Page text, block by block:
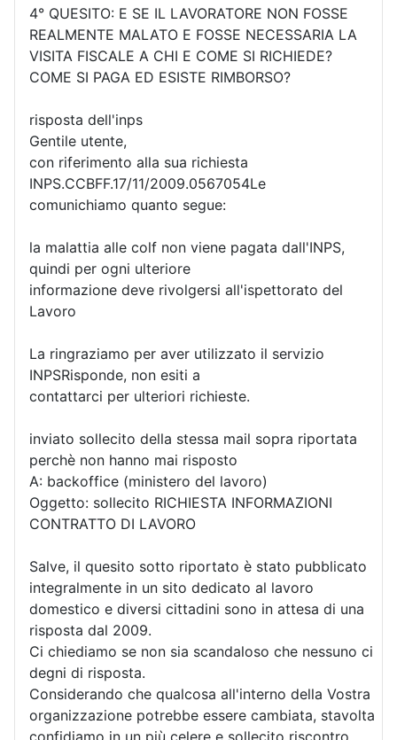
4° QUESITO: E SE IL LAVORATORE NON FOSSE
REALMENTE MALATO E FOSSE NECESSARIA LA
VISITA FISCALE A CHI E COME SI RICHIEDE?
COME SI PAGA ED ESISTE RIMBORSO?
risposta dell'inps
Gentile utente,
con riferimento alla sua richiesta
INPS.CCBFF.17/11/2009.0567054Le
comunichiamo quanto segue:
la malattia alle colf non viene pagata dall'INPS,
quindi per ogni ulteriore
informazione deve rivolgersi all'ispettorato del
Lavoro
La ringraziamo per aver utilizzato il servizio
INPSRisponde, non esiti a
contattarci per ulteriori richieste.
inviato sollecito della stessa mail sopra riportata
perchè non hanno mai risposto
A: backoffice (ministero del lavoro)
Oggetto: sollecito RICHIESTA INFORMAZIONI
CONTRATTO DI LAVORO
Salve, il quesito sotto riportato è stato pubblicato
integralmente in un sito dedicato al lavoro
domestico e diversi cittadini sono in attesa di una
risposta dal 2009.
Ci chiediamo se non sia scandaloso che nessuno ci
degni di risposta.
Considerando che qualcosa all'interno della Vostra
organizzazione potrebbe essere cambiata, stavolta
confidiamo in un più celere e sollecito riscontro